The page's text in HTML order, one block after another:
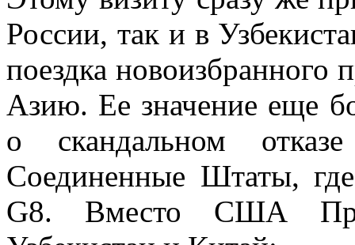
России, так и в
поездка новоизбранного
Азию. Ее значение еще
о скандальном
Соединенные Штаты,
G8. Вместо США